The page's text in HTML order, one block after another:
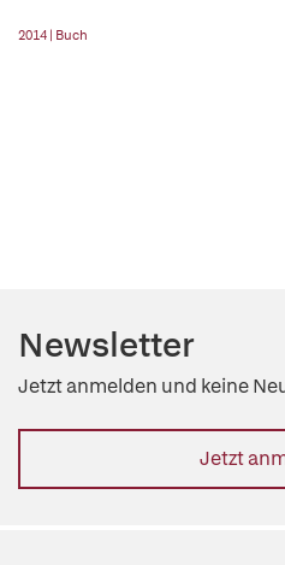
2014 | Buch
Newsletter
Jetzt anmelden und keine
Jetzt